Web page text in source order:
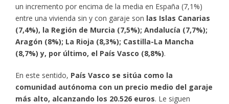
un incremento por encima de la media en España (7,1%)
entre una vivienda sin y con garaje son las Islas Canarias
(7,4%), la Región de Murcia (7,5%); Andalucía (7,7%);
Aragón (8%); La Rioja (8,3%); Castilla-La Mancha
(8,7%) y, por último, el País Vasco (8,8%).
En este sentido, País Vasco se sitúa como la
comunidad autónoma con un precio medio del garaje
más alto, alcanzando los 20.526 euros. Le siguen